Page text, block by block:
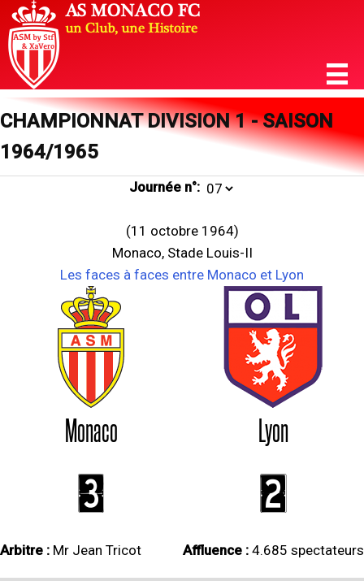
CHAMPIONNAT DIVISION 1 - SAISON
1964/1965
Journée n°:
(11 octobre 1964)
Monaco, Stade Louis-II
Les faces à faces entre Monaco et Lyon
Monaco Lyon
3 2
Arbitre : Mr Jean Tricot Affluence : 4.685 spectateurs